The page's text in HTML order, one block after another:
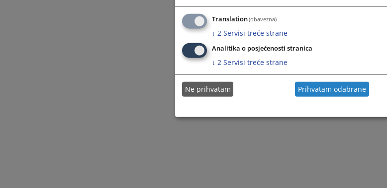
Translation(obavezna)
↓ 2 Servisi treće strane
Analitika o posjećenosti stranica
↓ 2 Servisi treće strane
Ne prihvatam Prihvatam odabrane